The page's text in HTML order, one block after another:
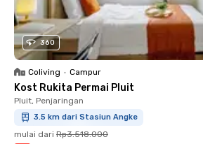
360
Coliving • Campur
Kost Rukita Permai Pluit
Pluit, Penjaringan
3.5 km dari Stasiun Angke
mulai dari Rp3.518.000